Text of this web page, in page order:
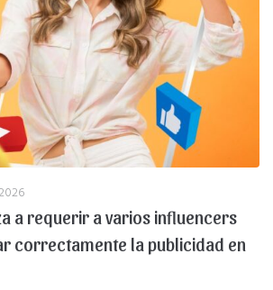
a requerir a varios influencers
correctamente la publicidad en